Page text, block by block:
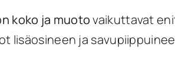
koko ja muotovaikuttavat
lisäosineen ja